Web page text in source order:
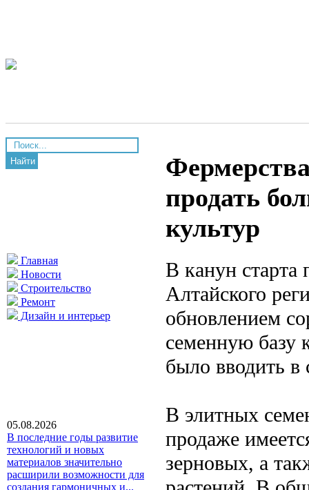
Найти
Главная
Новости
Строительство
Ремонт
Дизайн и интерьер
05.08.2026
В последние годы развитие
технологий и новых
материалов значительно
расширили возможности для
создания гармоничных и...
продать
культур
В канун старта
Алтайского
обновлением
семенную базу
было вводить в
В элитных
продаже
зерновых, а